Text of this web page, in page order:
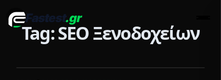
Fastest.gr
Tag: SEO Ξενοδοχείων